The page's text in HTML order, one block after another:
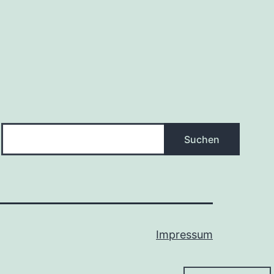
Suchen
Impressum